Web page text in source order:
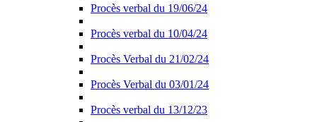
Procès verbal du 19/06/24
Procès verbal du 10/04/24
Procès Verbal du 21/02/24
Procès Verbal du 03/01/24
Procès verbal du 13/12/23